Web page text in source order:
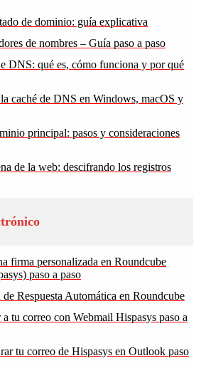
de dominio: guía explicativa
de nombres – Guía paso a paso
DNS: qué es, cómo funciona y por qué
caché de DNS en Windows, macOS y
principal: pasos y consideraciones
de la web: descifrando los registros
firma personalizada en Roundcube
paso a paso
Respuesta Automática en Roundcube
a tu correo con Webmail Hispasys paso a
tu correo de Hispasys en Outlook paso